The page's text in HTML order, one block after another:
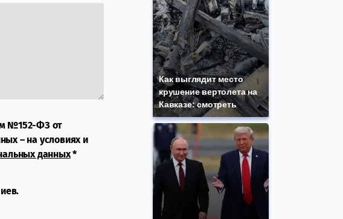
№152-ФЗ от
– на условиях и
данных*
Как выглядит место
крушение вертолета на
Кавказе: смотреть